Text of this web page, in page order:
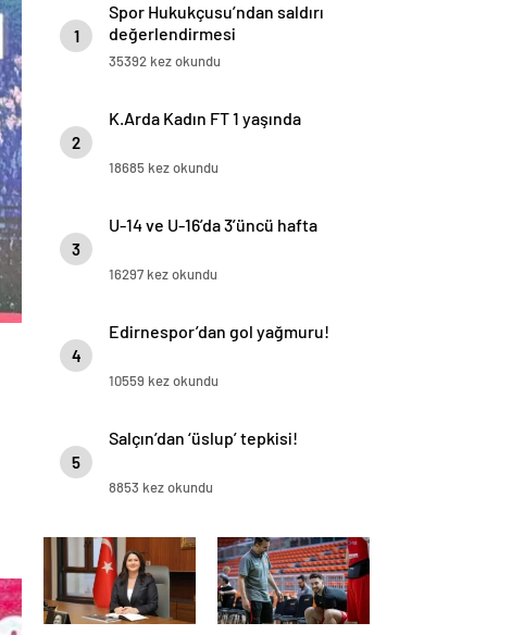
1
Spor Hukukçusu’ndan saldırı
değerlendirmesi
35392 kez okundu
2
K.Arda Kadın FT 1 yaşında
18685 kez okundu
3
U-14 ve U-16’da 3’üncü hafta
16297 kez okundu
4
Edirnespor’dan gol yağmuru!
10559 kez okundu
5
Salçın’dan ‘üslup’ tepkisi!
8853 kez okundu